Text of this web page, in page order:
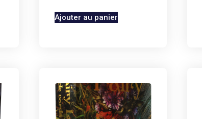
Ajouter au panier